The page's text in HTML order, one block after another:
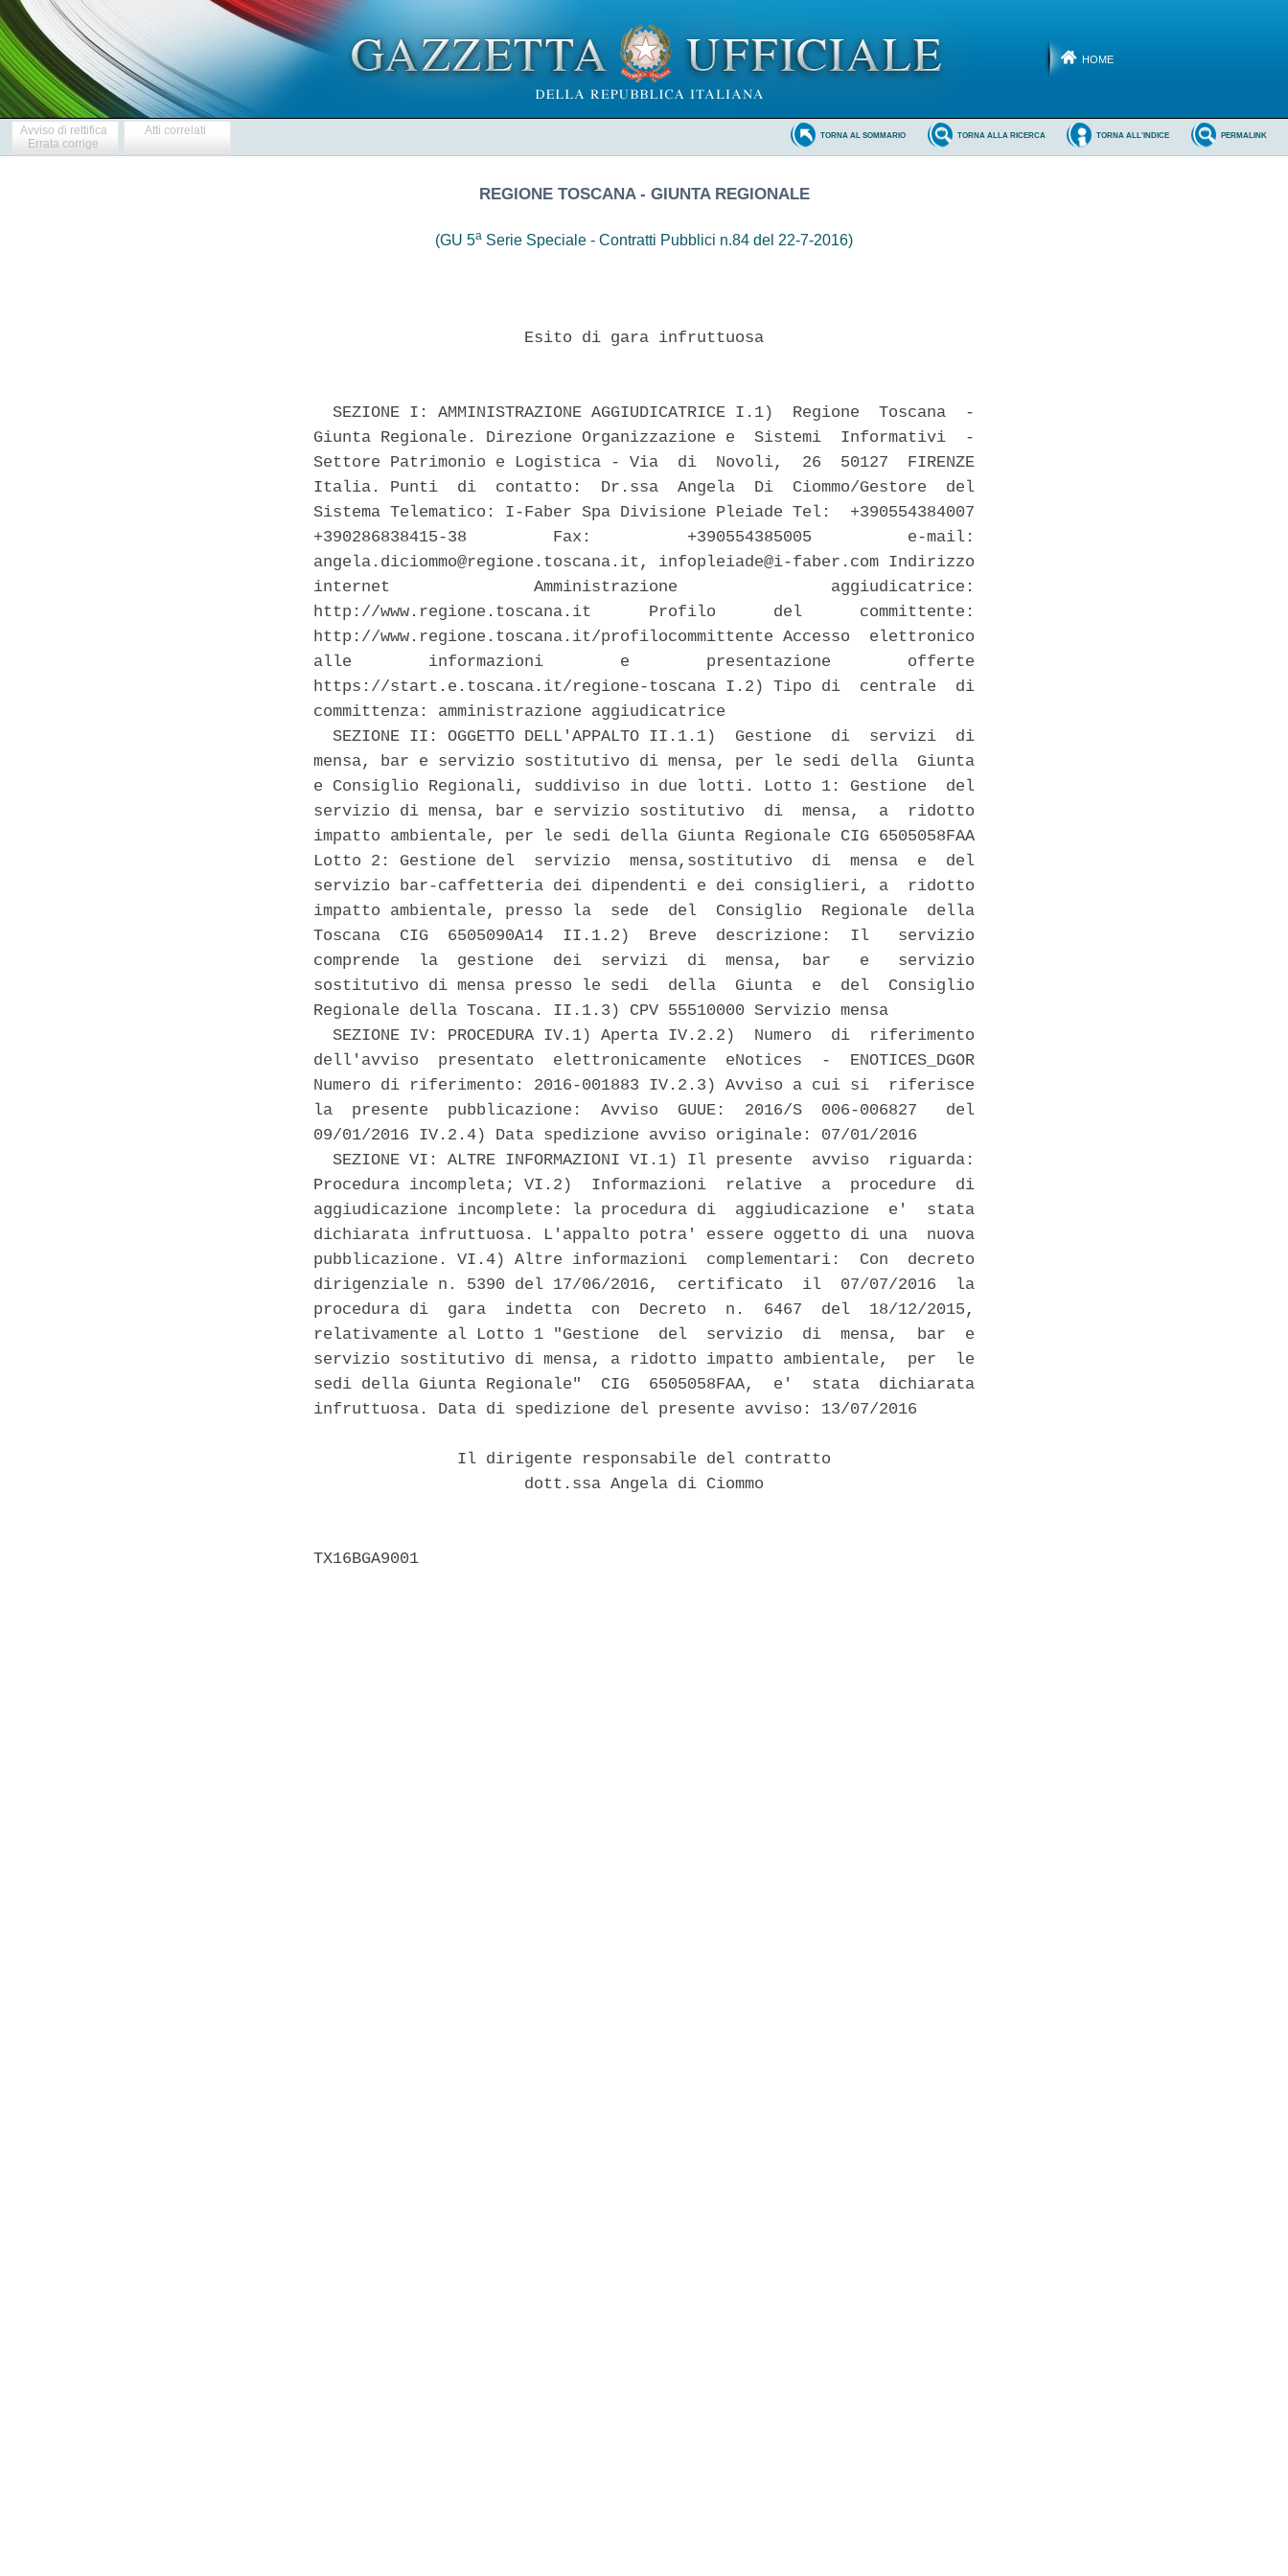
HOME
Avviso di rettifica
Errata corrige
Atti correlati PERMALINK
TORNA ALL'INDICE
TORNA ALLA RICERCA
TORNA AL SOMMARIO
REGIONE TOSCANA - GIUNTA REGIONALE
(GU 5a Serie Speciale - Contratti Pubblici n.84 del 22-7-2016)
                      Esito di gara infruttuosa
  SEZIONE I: AMMINISTRAZIONE AGGIUDICATRICE I.1)  Regione  Toscana  -
Giunta Regionale. Direzione Organizzazione e  Sistemi  Informativi  -
Settore Patrimonio e Logistica - Via  di  Novoli,  26  50127  FIRENZE
Italia. Punti  di  contatto:  Dr.ssa  Angela  Di  Ciommo/Gestore  del
Sistema Telematico: I-Faber Spa Divisione Pleiade Tel:  +390554384007
+390286838415-38         Fax:          +390554385005          e-mail:
angela.diciommo@regione.toscana.it, infopleiade@i-faber.com Indirizzo
internet               Amministrazione                aggiudicatrice:
http://www.regione.toscana.it      Profilo      del      committente:
http://www.regione.toscana.it/profilocommittente Accesso  elettronico
alle        informazioni        e        presentazione        offerte
https://start.e.toscana.it/regione-toscana I.2) Tipo di  centrale  di
committenza: amministrazione aggiudicatrice
  SEZIONE II: OGGETTO DELL'APPALTO II.1.1)  Gestione  di  servizi  di
mensa, bar e servizio sostitutivo di mensa, per le sedi della  Giunta
e Consiglio Regionali, suddiviso in due lotti. Lotto 1: Gestione  del
servizio di mensa, bar e servizio sostitutivo  di  mensa,  a  ridotto
impatto ambientale, per le sedi della Giunta Regionale CIG 6505058FAA
Lotto 2: Gestione del  servizio  mensa,sostitutivo  di  mensa  e  del
servizio bar-caffetteria dei dipendenti e dei consiglieri, a  ridotto
impatto ambientale, presso la  sede  del  Consiglio  Regionale  della
Toscana  CIG  6505090A14  II.1.2)  Breve  descrizione:  Il   servizio
comprende  la  gestione  dei  servizi  di  mensa,  bar   e   servizio
sostitutivo di mensa presso le sedi  della  Giunta  e  del  Consiglio
Regionale della Toscana. II.1.3) CPV 55510000 Servizio mensa
  SEZIONE IV: PROCEDURA IV.1) Aperta IV.2.2)  Numero  di  riferimento
dell'avviso  presentato  elettronicamente  eNotices  -  ENOTICES_DGOR
Numero di riferimento: 2016-001883 IV.2.3) Avviso a cui si  riferisce
la  presente  pubblicazione:  Avviso  GUUE:  2016/S  006-006827   del
09/01/2016 IV.2.4) Data spedizione avviso originale: 07/01/2016
  SEZIONE VI: ALTRE INFORMAZIONI VI.1) Il presente  avviso  riguarda:
Procedura incompleta; VI.2)  Informazioni  relative  a  procedure  di
aggiudicazione incomplete: la procedura di  aggiudicazione  e'  stata
dichiarata infruttuosa. L'appalto potra' essere oggetto di una  nuova
pubblicazione. VI.4) Altre informazioni  complementari:  Con  decreto
dirigenziale n. 5390 del 17/06/2016,  certificato  il  07/07/2016  la
procedura di  gara  indetta  con  Decreto  n.  6467  del  18/12/2015,
relativamente al Lotto 1 "Gestione  del  servizio  di  mensa,  bar  e
servizio sostitutivo di mensa, a ridotto impatto ambientale,  per  le
sedi della Giunta Regionale"  CIG  6505058FAA,  e'  stata  dichiarata
infruttuosa. Data di spedizione del presente avviso: 13/07/2016
               Il dirigente responsabile del contratto
                      dott.ssa Angela di Ciommo